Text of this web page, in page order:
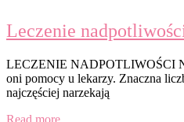
Leczenie
LECZENIE NADPOTLIWOŚCI
oni pomocy u lekarzy. Znaczna
najczęściej narzekają